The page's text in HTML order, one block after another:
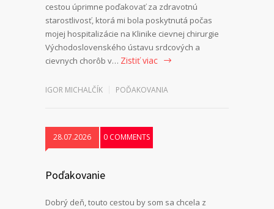
cestou úprimne poďakovať za zdravotnú
starostlivosť, ktorá mi bola poskytnutá počas
mojej hospitalizácie na Klinike cievnej chirurgie
Východoslovenského ústavu srdcových a
cievnych chorôb v… Zistiť viac
IGOR MICHALČÍK POĎAKOVANIA
28.07.2026 0 COMMENTS
Poďakovanie
Dobrý deň, touto cestou by som sa chcela z